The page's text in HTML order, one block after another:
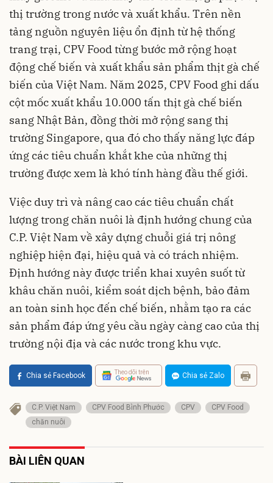
thị trường trong nước và xuất khẩu. Trên nền
tảng nguồn nguyên liệu ổn định từ hệ thống
trang trại, CPV Food từng bước mở rộng hoạt
động chế biến và xuất khẩu sản phẩm thịt gà chế
biến của Việt Nam. Năm 2025, CPV Food ghi dấu
cột mốc xuất khẩu 10.000 tấn thịt gà chế biến
sang Nhật Bản, đồng thời mở rộng sang thị
trường Singapore, qua đó cho thấy năng lực đáp
ứng các tiêu chuẩn khắt khe của những thị
trường được xem là khó tính hàng đầu thế giới.
Việc duy trì và nâng cao các tiêu chuẩn chất
lượng trong chăn nuôi là định hướng chung của
C.P. Việt Nam về xây dựng chuỗi giá trị nông
nghiệp hiện đại, hiệu quả và có trách nhiệm.
Định hướng này được triển khai xuyên suốt từ
khâu chăn nuôi, kiểm soát dịch bệnh, bảo đảm
an toàn sinh học đến chế biến, nhằm tạo ra các
sản phẩm đáp ứng yêu cầu ngày càng cao của thị
trường nội địa và các nước trong khu vực.
Chia sẻ Facebook Theo dõi trên Chia sẻ Zalo
C.P. Việt Nam CPV Food Bình Phước CPV
CPV Food
chăn nuôi
BÀI LIÊN QUAN